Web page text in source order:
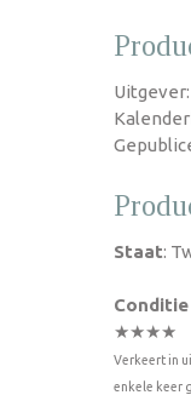
Staat:
Conditie
★★★★
Verkeert in
enkele keer